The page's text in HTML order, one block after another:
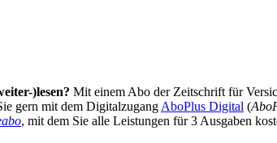
)lesen? Mit einem Abo der Zeitschrift für
gern mit dem Digitalzugang AboPlus Digital (
, mit dem Sie alle Leistungen für 3 Ausgaben